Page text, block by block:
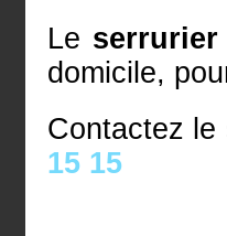
Le serrurier
domicile,
Contactez le
15 15